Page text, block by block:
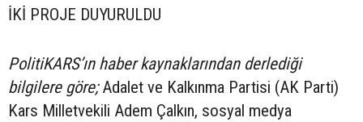
İKİ PROJE DUYURULDU
PolitiKARS’ın haber kaynaklarından derlediği
bilgilere göre;Adalet ve Kalkınma Partisi (AK Parti)
Kars Milletvekili Adem Çalkın, sosyal medya